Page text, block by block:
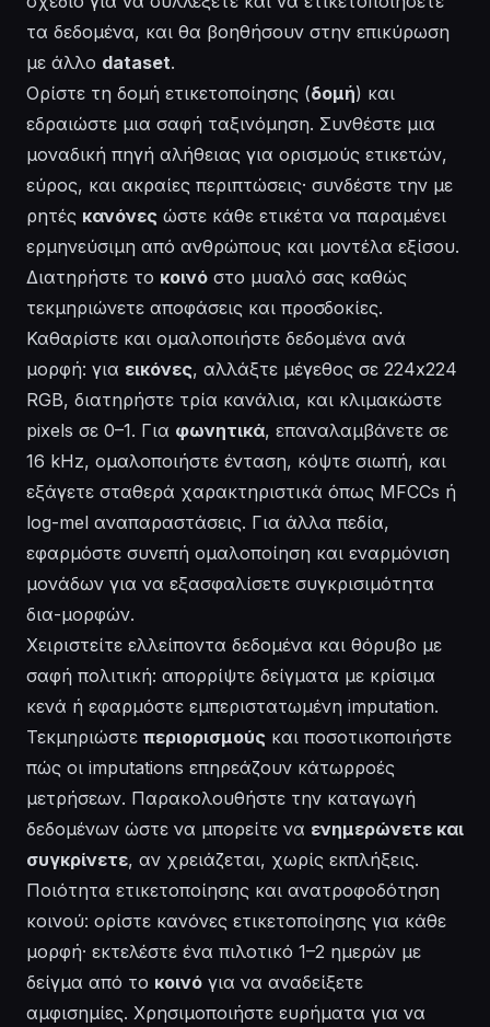
τα δεδομένα, και θα βοηθήσουν στην επικύρωση
με άλλο dataset.
Ορίστε τη δομή ετικετοποίησης (δομή) και
εδραιώστε μια σαφή ταξινόμηση. Συνθέστε μια
μοναδική πηγή αλήθειας για ορισμούς ετικετών,
εύρος, και ακραίες περιπτώσεις· συνδέστε την με
ρητές κανόνες ώστε κάθε ετικέτα να παραμένει
ερμηνεύσιμη από ανθρώπους και μοντέλα εξίσου.
Διατηρήστε το κοινό στο μυαλό σας καθώς
τεκμηριώνετε αποφάσεις και προσδοκίες.
Καθαρίστε και ομαλοποιήστε δεδομένα ανά
μορφή: για εικόνες, αλλάξτε μέγεθος σε 224x224
RGB, διατηρήστε τρία κανάλια, και κλιμακώστε
pixels σε 0–1. Για φωνητικά, επαναλαμβάνετε σε
16 kHz, ομαλοποιήστε ένταση, κόψτε σιωπή, και
εξάγετε σταθερά χαρακτηριστικά όπως MFCCs ή
log-mel αναπαραστάσεις. Για άλλα πεδία,
εφαρμόστε συνεπή ομαλοποίηση και εναρμόνιση
μονάδων για να εξασφαλίσετε συγκρισιμότητα
δια-μορφών.
Χειριστείτε ελλείποντα δεδομένα και θόρυβο με
σαφή πολιτική: απορρίψτε δείγματα με κρίσιμα
κενά ή εφαρμόστε εμπεριστατωμένη imputation.
Τεκμηριώστε περιορισμούς και ποσοτικοποιήστε
πώς οι imputations επηρεάζουν κάτωρροές
μετρήσεων. Παρακολουθήστε την καταγωγή
δεδομένων ώστε να μπορείτε να ενημερώνετε και
συγκρίνετε, αν χρειάζεται, χωρίς εκπλήξεις.
Ποιότητα ετικετοποίησης και ανατροφοδότηση
κοινού: ορίστε κανόνες ετικετοποίησης για κάθε
μορφή· εκτελέστε ένα πιλοτικό 1–2 ημερών με
δείγμα από το κοινό για να αναδείξετε
αμφισημίες. Χρησιμοποιήστε ευρήματα για να